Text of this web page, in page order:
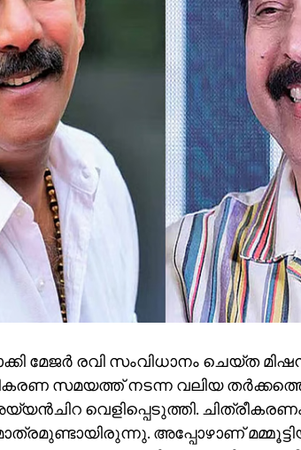
മേജര്‍ രവി സംവിധാനം ചെയ്ത
സമയത്ത് നടന്ന വലിയ
വെളിപ്പെടുത്തി.
അപ്പോഴാണ്